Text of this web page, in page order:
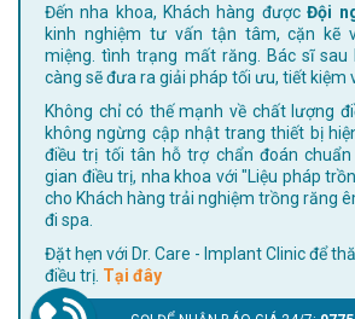
Đến nha khoa, Khách hàng đượcĐội
kinh nghiệm tư vấn tận tâm, cặn kẽ
miệng. tình trạng mất răng. Bác sĩ
càng sẽ đưa ra giải pháp tối ưu, tiết kiệm
Không chỉ có thế mạnh về chất lượng điều trị, Dr. Care còn
không ngừng cập nhật trang thiết bị
điều trị tối tân hỗ trợ chẩn đoán
gian điều trị, nha khoa với "Liệu pháp
cho Khách hàng trải nghiệm trồng răng
đi spa.
Đặt hẹn với Dr. Care - Implant Clinic để thăm khám, tư vấn và
điều trị. Tại đây